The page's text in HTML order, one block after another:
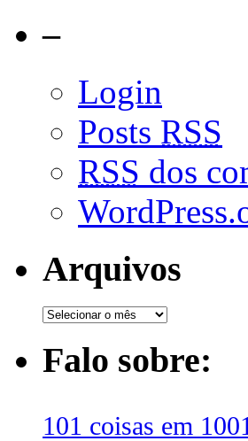
–
Login
Posts RSS
RSS dos
Arquivos
Falo sobre:
101 coisas em